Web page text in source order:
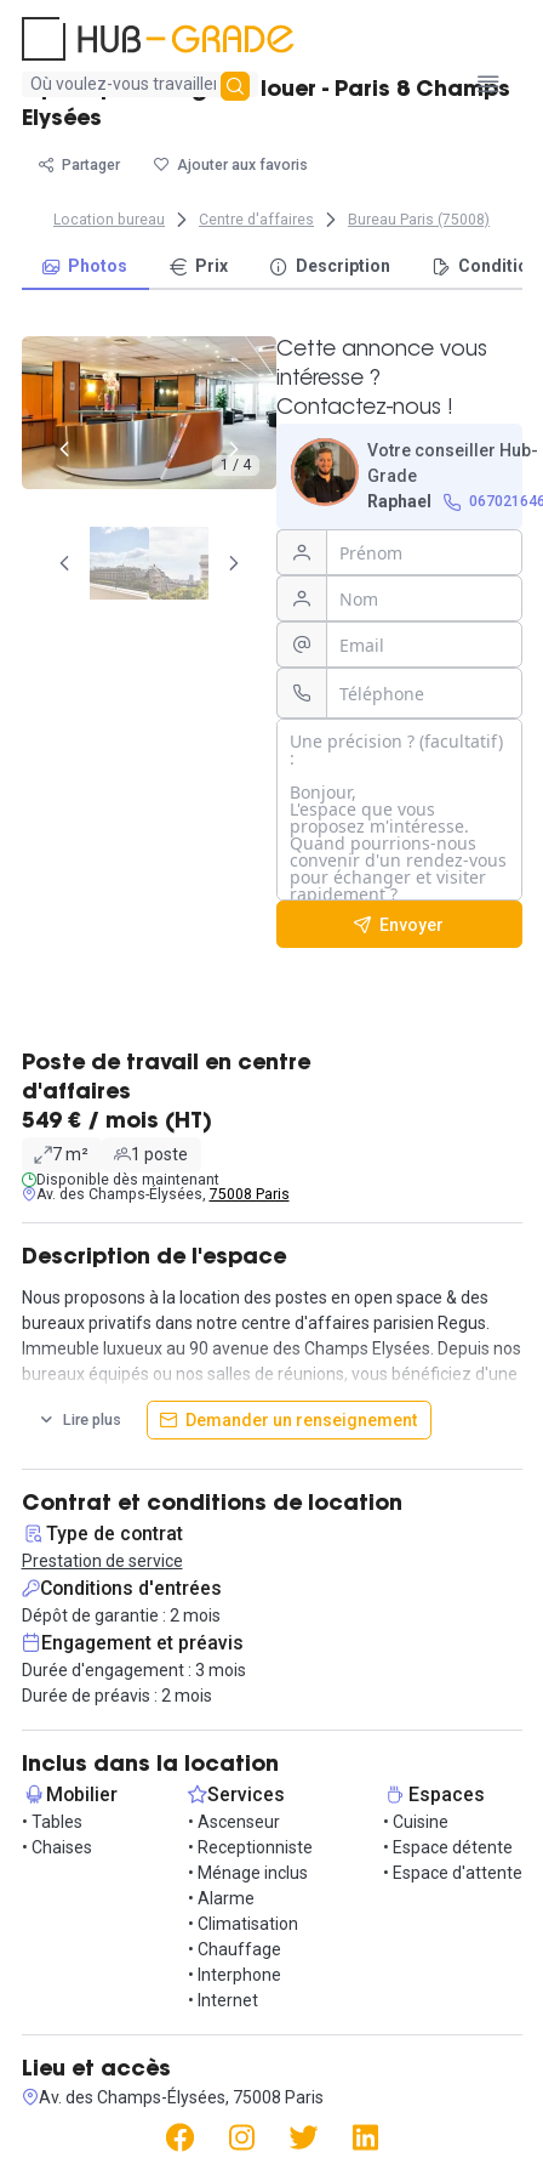
Aucun
résultat
trouvé
Open space Regus à louer - Paris 8 Champs
Elysées
Partager Ajouter aux favoris
Location bureau Centre d'affaires Bureau Paris (75008)
Photos Prix Description
1 / 4
Cette annonce vous
intéresse ?
Contactez-nous !
Votre conseiller Hub-
Grade
Raphael
Envoyer
Poste de travail en centre
d'affaires
549 € / mois (HT)
7 m² 1 poste
Disponible dès maintenant
Av. des Champs-Élysées, 75008 Paris
Description de l'espace
Nous proposons à la location des postes en open space & des
bureaux privatifs dans notre centre d'affaires parisien Regus.
Immeuble luxueux au 90 avenue des Champs Elysées. Depuis nos
bureaux équipés ou nos salles de réunions, vous bénéficiez d'une
vue imprenable sur les plus grands monuments de la capitale, y
compris la Tour Eiffel et l'Arc de triomphe. Une fois à l'extérieur,
vous pourrez vous rendre facilement partout dans Paris.
Contactez-nous pour plus d'informations concernant nos tarifs.
Lire plus Demander un renseignement
Contrat et conditions de location
Type de contrat
Prestation de service
Conditions d'entrées
Dépôt de garantie : 2 mois
Engagement et préavis
Durée d'engagement : 3 mois
Durée de préavis : 2 mois
Inclus dans la location
Mobilier
• Tables
• Chaises
Services
• Ascenseur
• Receptionniste
• Ménage inclus
• Alarme
• Climatisation
• Chauffage
• Interphone
• Internet
Espaces
• Cuisine
• Espace détente
• Espace d'attente
Lieu et accès
Av. des Champs-Élysées, 75008 Paris